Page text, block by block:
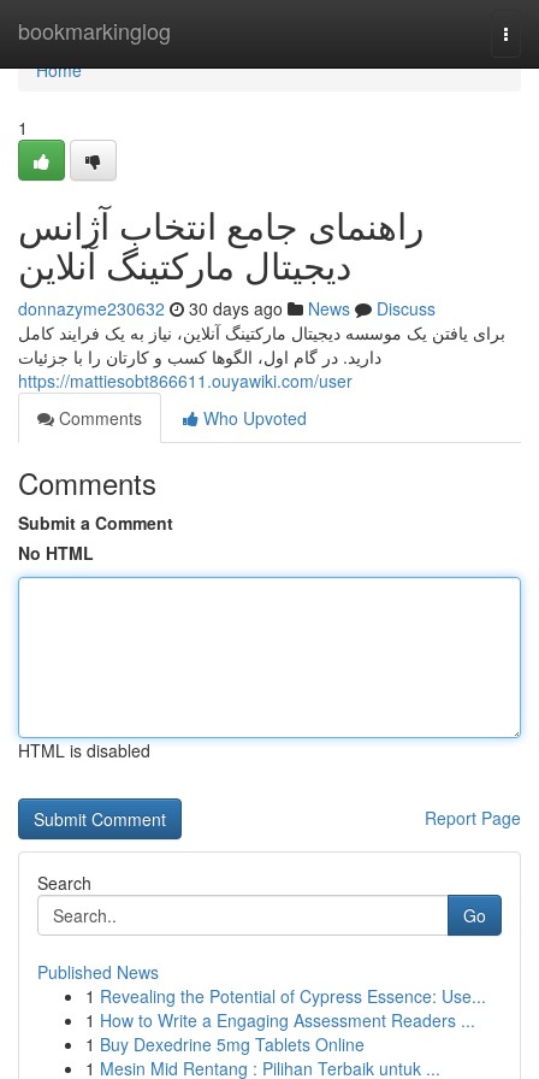
bookmarkinglog
Home
Home
1
راهنمای جامع انتخاب آژانس
دیجیتال مارکتینگ آنلاین
donnazyme230632 30 days ago News
Discuss
برای یافتن یک موسسه دیجیتال مارکتینگ آنلاین، نیاز به یک فرایند کامل
دارید. در گام اول، الگوها کسب و کارتان را با جزئیات
https://mattiesobt866611.ouyawiki.com/user
Comments
Who Upvoted
Comments
Submit a Comment
No HTML
HTML is disabled
Report Page
Search
Go
Published News
1 Revealing the Potential of Cypress Essence: Use...
1 How to Write a Engaging Assessment Readers ...
1 Buy Dexedrine 5mg Tablets Online
1 Mesin Mid Rentang : Pilihan Terbaik untuk ...